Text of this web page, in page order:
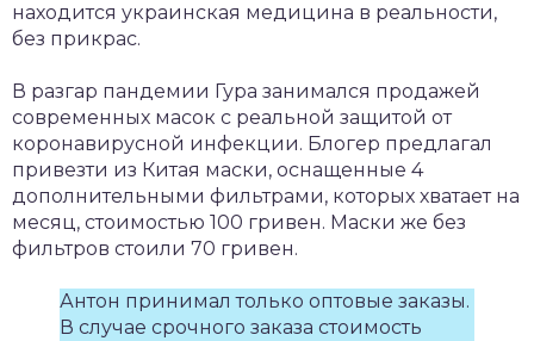
находится украинская медицина в реальности,
без прикрас.
В разгар пандемии Гура занимался продажей
современных масок с реальной защитой от
коронавирусной инфекции. Блогер предлагал
привезти из Китая маски, оснащенные 4
дополнительными фильтрами, которых хватает на
месяц, стоимостью 100 гривен. Маски же без
фильтров стоили 70 гривен.
Антон принимал только оптовые заказы.
В случае срочного заказа стоимость